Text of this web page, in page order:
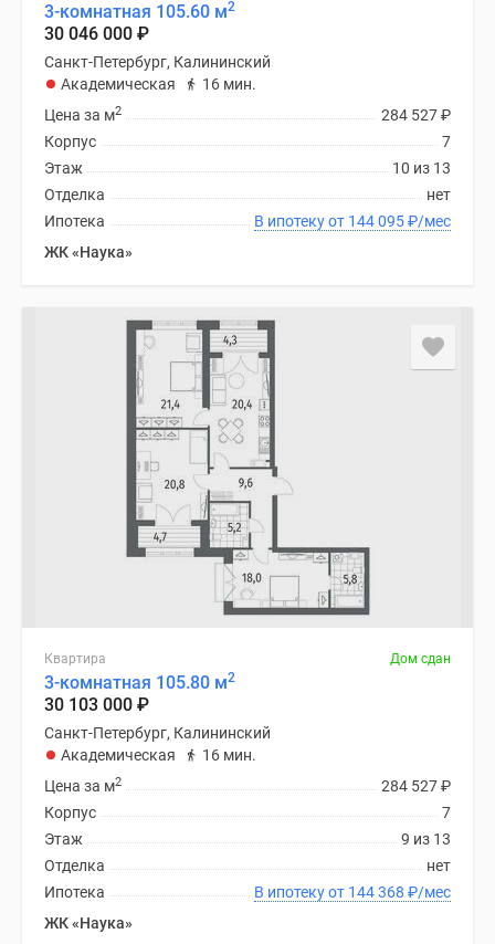
3-комнатная 105.60 м2
30 046 000 ₽
Санкт-Петербург, Калининский
Академическая
16 мин.
284 527₽
Цена за м2
7
Корпус
10 из 13
Этаж
нет
Отделка
В ипотеку от 144 095₽/мес
Ипотека
ЖК «Наука»
Квартира Дом сдан
3-комнатная 105.80 м2
30 103 000 ₽
Санкт-Петербург, Калининский
Академическая
16 мин.
284 527₽
Цена за м2
7
Корпус
9 из 13
Этаж
нет
Отделка
В ипотеку от 144 368 ₽/мес
Ипотека
ЖК «Наука»